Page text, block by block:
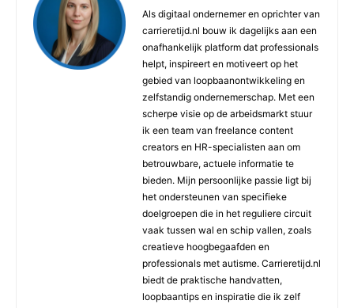
Als digitaal ondernemer en oprichter van
carrieretijd.nl bouw ik dagelijks aan een
onafhankelijk platform dat professionals
helpt, inspireert en motiveert op het
gebied van loopbaanontwikkeling en
zelfstandig ondernemerschap. Met een
scherpe visie op de arbeidsmarkt stuur
ik een team van freelance content
creators en HR-specialisten aan om
betrouwbare, actuele informatie te
bieden. Mijn persoonlijke passie ligt bij
het ondersteunen van specifieke
doelgroepen die in het reguliere circuit
vaak tussen wal en schip vallen, zoals
creatieve hoogbegaafden en
professionals met autisme. Carrieretijd.nl
biedt de praktische handvatten,
loopbaantips en inspiratie die ik zelf